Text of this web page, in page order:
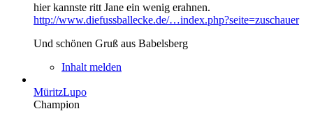
hier kannste ritt Jane ein wenig erahnen.
http://www.diefussballecke.de/…index.php?seite=zuschauer
Und schönen Gruß aus Babelsberg
Inhalt melden
MüritzLupo
Champion